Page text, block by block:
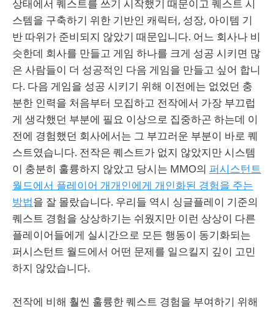
상태에서 퀘스트를 쓰기 시작했기 때문이고 퀘스트 시
스템을 구축하기 위한 기반인 캐릭터, 성장, 아이템 기
반 따위가 준비되지 않았기 때문입니다. 어느 회사나 비
슷한데 회사를 만들고 게임 하나를 크게 성공 시키면 많
은 사람들이 더 성공적인 다음 게임을 만들고 싶어 합니
다. 다음 게임을 성공 시키기 위해 이전에는 없었던 충
분한 인력을 처음부터 모집하고 전작에서 가장 부끄럽
게 생각했던 부분에 필요 이상으로 집중하곤 하는데 이
전에 경험했던 회사에서는 그 부끄러운 부분이 바로 퀘
스트였습니다. 전작은 퀘스트가 없지 않았지만 시스템
이 충분히 훌륭하지 않았고 당시는 MMO의 퍼시스턴트
월드에서 플레이어 개개인에게 개인화된 경험을 주는
방법을 잘 몰랐습니다. 우리들 역시 싱글플레이 기준의
퀘스트 경험을 상상하기는 쉬웠지만 이런 상상이 다른
플레이어들에게 실시간으로 모든 행동이 동기화되는
퍼시스턴트 월드에서 어떤 문제를 일으킬지 깊이 고민
하지 않았습니다.
전작에 비해 훨씬 훌륭한 퀘스트 경험을 부여하기 위해